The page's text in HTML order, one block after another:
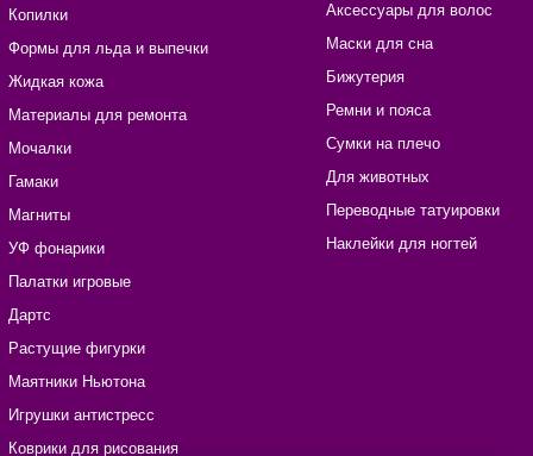
Копилки
Формы для льда и выпечки
Жидкая кожа
Материалы для ремонта
Мочалки
Гамаки
Магниты
УФ фонарики
Палатки игровые
Дартс
Растущие фигурки
Маятники Ньютона
Игрушки антистресс
Коврики для рисования
Аксессуары для волос
Маски для сна
Бижутерия
Ремни и пояса
Сумки на плечо
Для животных
Переводные татуировки
Наклейки для ногтей